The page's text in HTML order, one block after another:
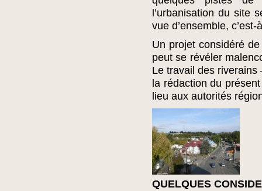
l’urbanisation du site
vue d’ensemble,
Un projet considéré
peut se révéler
Le travail des
la rédaction du
lieu aux autorités
QUELQUES